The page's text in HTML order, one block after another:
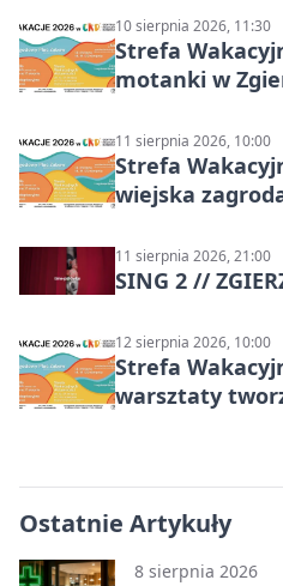
10 sierpnia 2026, 11:30
Strefa
motanki w
11 sierpnia 2026, 10:00
Strefa
wiejska
11 sierpnia 2026, 21:00
SING 2 //
12 sierpnia 2026, 10:00
Strefa
warsztaty
Ostatnie Artykuły
8 sierpnia 2026